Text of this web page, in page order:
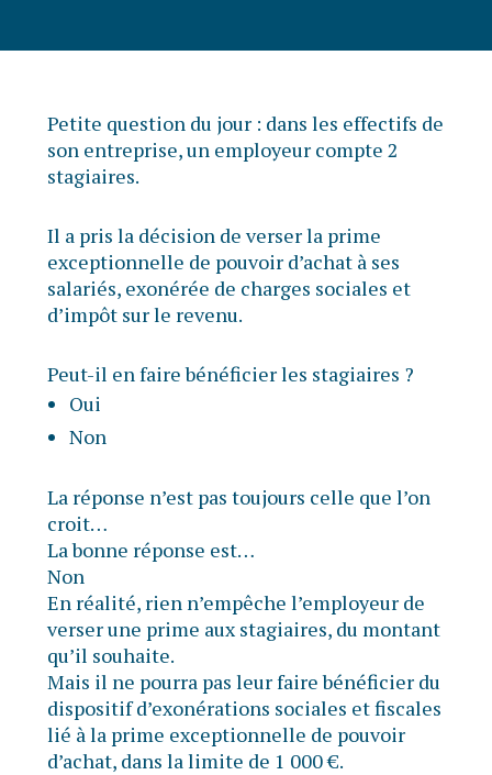
Petite question du jour : dans les effectifs de
son entreprise, un employeur compte 2
stagiaires.
Il a pris la décision de verser la prime
exceptionnelle de pouvoir d’achat à ses
salariés, exonérée de charges sociales et
d’impôt sur le revenu.
Peut-il en faire bénéficier les stagiaires ?
Oui
Non
La réponse n’est pas toujours celle que l’on
croit…
La bonne réponse est…
Non
En réalité, rien n’empêche l’employeur de
verser une prime aux stagiaires, du montant
qu’il souhaite.
Mais il ne pourra pas leur faire bénéficier du
dispositif d’exonérations sociales et fiscales
lié à la prime exceptionnelle de pouvoir
d’achat, dans la limite de 1 000 €.